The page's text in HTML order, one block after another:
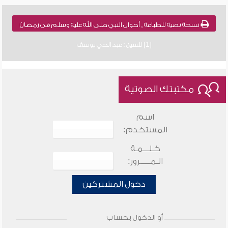
نسخة نصية للطباعة , أحوال النبي صلى الله عليه وسلم في رمضان
مكتبتك الصوتية
اسم
المستخدم:
كـلـــمـة
الـمـــــرور:
دخول المشتركين
أو الدخول بحساب